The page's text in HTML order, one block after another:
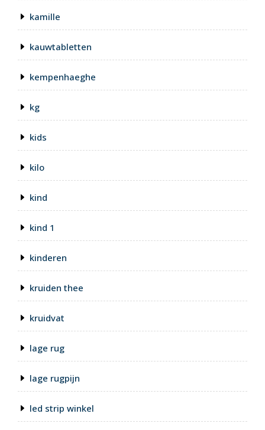
kamille
kauwtabletten
kempenhaeghe
kg
kids
kilo
kind
kind 1
kinderen
kruiden thee
kruidvat
lage rug
lage rugpijn
led strip winkel